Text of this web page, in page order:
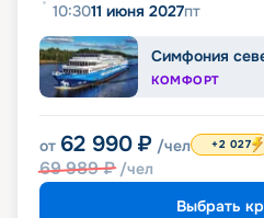
10:3011 июня 2027пт
Симфония
КОМФОРТ
от 62 990 ₽ /чел
69 989₽ /чел
+2 027
Выбрать